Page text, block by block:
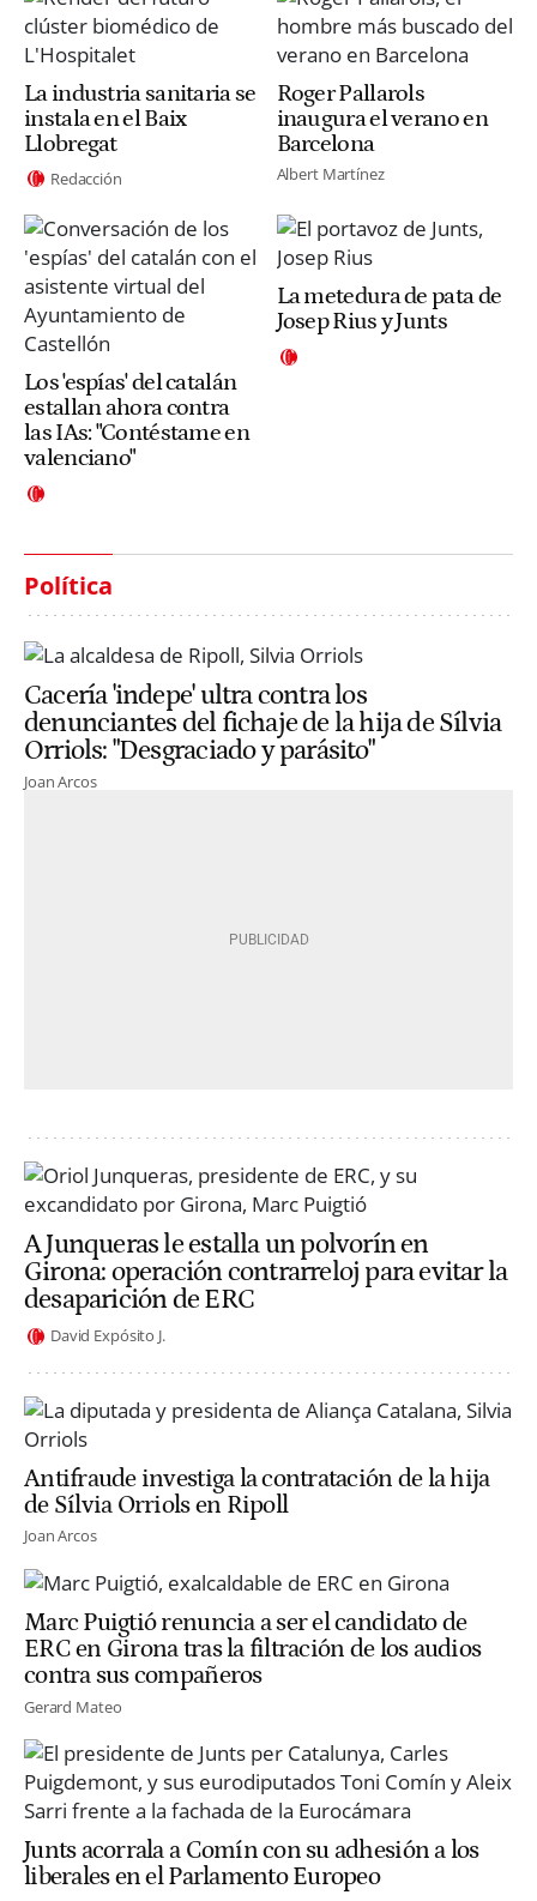
La industria sanitaria se
instala en el Baix
Llobregat
Redacción
Roger Pallarols
inaugura el verano en
Barcelona
Albert Martínez
Los 'espías' del catalán
estallan ahora contra
las IAs: "Contéstame en
valenciano"
La metedura de pata de
Josep Rius y Junts
Política
Cacería 'indepe' ultra contra los
denunciantes del fichaje de la hija de Sílvia
Orriols: "Desgraciado y parásito"
Joan Arcos
A Junqueras le estalla un polvorín en
Girona: operación contrarreloj para evitar la
desaparición de ERC
David Expósito J.
Antifraude investiga la contratación de la hija
de Sílvia Orriols en Ripoll
Joan Arcos
Marc Puigtió renuncia a ser el candidato de
ERC en Girona tras la filtración de los audios
contra sus compañeros
Gerard Mateo
Junts acorrala a Comín con su adhesión a los
liberales en el Parlamento Europeo